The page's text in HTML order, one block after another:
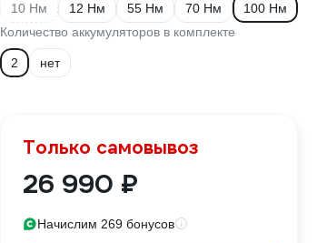
10 Нм 12 Нм 55 Нм 70 Нм
100 Нм
Количество аккумуляторов в комплекте
2 нет
Только самовывоз
26 990 ₽
Начислим 269 бонусов